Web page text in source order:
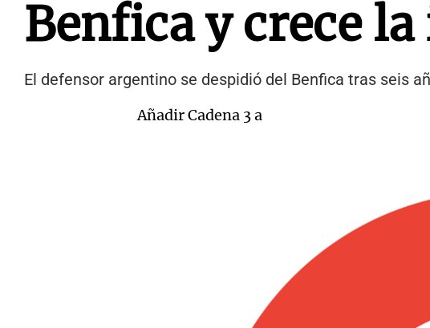
Benfica y crece
El defensor argentino se despidió del Benfica tras seis
Añadir Cadena 3 a